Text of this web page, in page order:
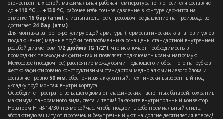
отечественных сетей: максимальная рабочая температура теплоносителя составляет
до +110 °C ... +130 °C, рабочее избыточное давление в контуре держится на
отметке 16 бар (атм), а испытательное опрессовочное давление на производстве
достигает 24 бар (атм).
Для монтажа запорно-регулирующей арматуры (термостатических клапанов и узлов
подключения) медные трубки теплообменника оснащены стандартной внутренней
резьбой диаметром 1/2 дюйма (G 1/2"), что исключает необходимость в
громоздких переходных фитингах и позволяет подключать краны напрямую.
Межосевое (посадочное) расстояние между осями подающего и обратного патрубков
жестко зафиксировано конструктивным стандартом медно-алюминиевого блока и
составляет ровно 50 мм, обеспечивая аккуратный, технически выверенный под
укладку труб монтаж внутри корпуса.
Освободите пространство вашего дома от классических настенных батарей, сохранив
максимум панорамного вида, света и тепла! Закажите внутрипольный конвектор
Новатерм НТ-В-14/30 прямо сейчас, чтобы подарить себе премиальный стиль,
абсолютную защиту от протечек и безупречный уют на долгие десятилетия вперед!